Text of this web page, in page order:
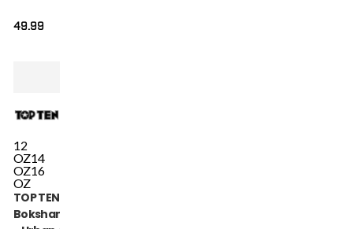
49.99
12
OZ14
OZ16
OZ
TOP TEN
Bokshandschoen